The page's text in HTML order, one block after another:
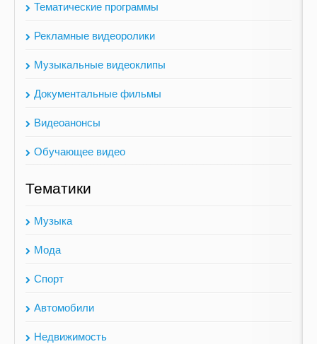
Тематические программы
Рекламные видеоролики
Музыкальные видеоклипы
Документальные фильмы
Видеоанонсы
Обучающее видео
Тематики
Музыка
Мода
Спорт
Автомобили
Недвижимость